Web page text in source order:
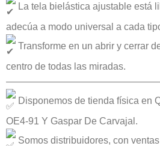
La tela bielástica ajustable está
adecúa a modo universal a cada
Transforme en un abrir y cerrar
centro de todas las miradas.
Disponemos de tienda física en
OE4-91 Y Gaspar De Carvajal.
Somos distribuidores, con